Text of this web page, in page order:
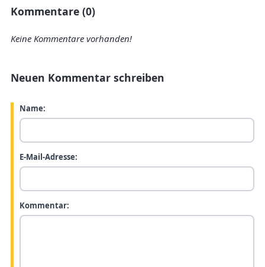
Kommentare (0)
Keine Kommentare vorhanden!
Neuen Kommentar schreiben
Name:
E-Mail-Adresse:
Kommentar: